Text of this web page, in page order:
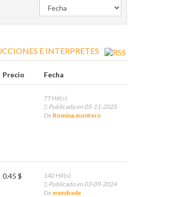
E INTERPRETES
Precio Fecha
77 Hit(s)
Publicado en 05-11-2025
De Romina.montero
0.45 $
142 Hit(s)
Publicado en 03-09-2024
De mendrade